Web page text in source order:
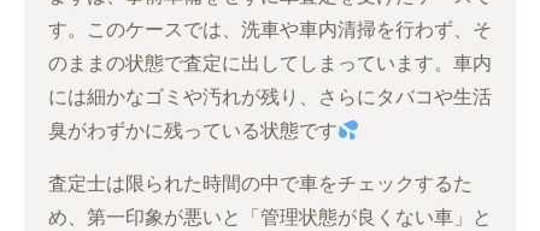
す。このケースでは、洗車や車内清掃を行わず、そ
のままの状態で査定に出してしまっています。車内
には細かなゴミや汚れが残り、さらにタバコや生活
臭がわずかに残っている状態です
査定士は限られた時間の中で車をチェックするた
め、第一印象が悪いと「管理状態が良くない車」と